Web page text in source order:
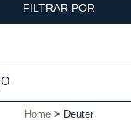
FILTRAR POR
Home Deuter